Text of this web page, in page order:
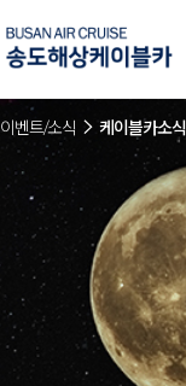
이벤트/소식 케이블카소식